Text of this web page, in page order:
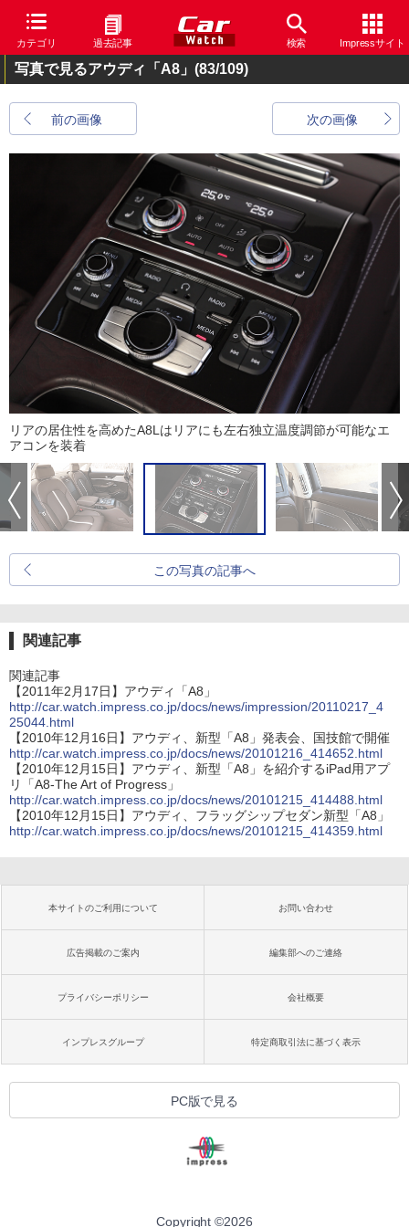
カテゴリ 過去記事 検索 Impressサイト
写真で見るアウディ「A8」 (83/109)
前の画像 次の画像
リアの居住性を高めたA8Lはリアにも左右独立温度調節が可能なエ
アコンを装着
この写真の記事へ
関連記事
関連記事
【2011年2月17日】アウディ「A8」
http://car.watch.impress.co.jp/docs/news/impression/20110217_4
25044.html
【2010年12月16日】アウディ、新型「A8」発表会、国技館で開催
http://car.watch.impress.co.jp/docs/news/20101216_414652.html
【2010年12月15日】アウディ、新型「A8」を紹介するiPad用アプ
リ「A8-The Art of Progress」
http://car.watch.impress.co.jp/docs/news/20101215_414488.html
【2010年12月15日】アウディ、フラッグシップセダン新型「A8」
http://car.watch.impress.co.jp/docs/news/20101215_414359.html
本サイトのご利用について お問い合わせ
広告掲載のご案内 編集部へのご連絡
プライバシーポリシー 会社概要
インプレスグループ 特定商取引法に基づく表示
PC版で見る
Copyright ©2026